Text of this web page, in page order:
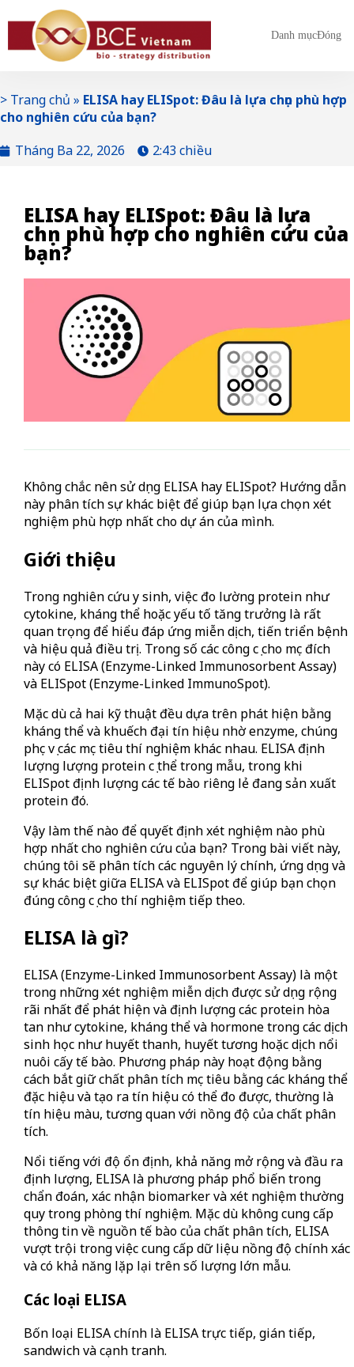
Danh mụcĐóng
> Trang chủ » ELISA hay ELISpot: Đâu là lựa chọn phù hợp
cho nghiên cứu của bạn?
Tháng Ba 22, 2026
2:43 chiều
ELISA hay ELISpot: Đâu là lựa
chọn phù hợp cho nghiên cứu của
bạn?
Không chắc nên sử dụng ELISA hay ELISpot? Hướng dẫn
này phân tích sự khác biệt để giúp bạn lựa chọn xét
nghiệm phù hợp nhất cho dự án của mình.
Giới thiệu
Trong nghiên cứu y sinh, việc đo lường protein như
cytokine, kháng thể hoặc yếu tố tăng trưởng là rất
quan trọng để hiểu đáp ứng miễn dịch, tiến triển bệnh
và hiệu quả điều trị. Trong số các công cụ cho mục đích
này có ELISA (Enzyme-Linked Immunosorbent Assay)
và ELISpot (Enzyme-Linked ImmunoSpot).
Mặc dù cả hai kỹ thuật đều dựa trên phát hiện bằng
kháng thể và khuếch đại tín hiệu nhờ enzyme, chúng
phục vụ các mục tiêu thí nghiệm khác nhau. ELISA định
lượng lượng protein cụ thể trong mẫu, trong khi
ELISpot định lượng các tế bào riêng lẻ đang sản xuất
protein đó.
Vậy làm thế nào để quyết định xét nghiệm nào phù
hợp nhất cho nghiên cứu của bạn? Trong bài viết này,
chúng tôi sẽ phân tích các nguyên lý chính, ứng dụng và
sự khác biệt giữa ELISA và ELISpot để giúp bạn chọn
đúng công cụ cho thí nghiệm tiếp theo.
ELISA là gì?
ELISA (Enzyme-Linked Immunosorbent Assay) là một
trong những xét nghiệm miễn dịch được sử dụng rộng
rãi nhất để phát hiện và định lượng các protein hòa
tan như cytokine, kháng thể và hormone trong các dịch
sinh học như huyết thanh, huyết tương hoặc dịch nổi
nuôi cấy tế bào. Phương pháp này hoạt động bằng
cách bắt giữ chất phân tích mục tiêu bằng các kháng thể
đặc hiệu và tạo ra tín hiệu có thể đo được, thường là
tín hiệu màu, tương quan với nồng độ của chất phân
tích.
Nổi tiếng với độ ổn định, khả năng mở rộng và đầu ra
định lượng, ELISA là phương pháp phổ biến trong
chẩn đoán, xác nhận biomarker và xét nghiệm thường
quy trong phòng thí nghiệm. Mặc dù không cung cấp
thông tin về nguồn tế bào của chất phân tích, ELISA
vượt trội trong việc cung cấp dữ liệu nồng độ chính xác
và có khả năng lặp lại trên số lượng lớn mẫu.
Các loại ELISA
Bốn loại ELISA chính là ELISA trực tiếp, gián tiếp,
sandwich và cạnh tranh.